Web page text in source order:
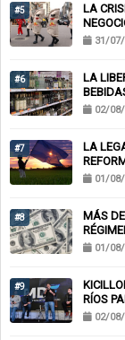
#5
LA
31/
#6
LA
02/
#7
LA
01/
#8
MÁS
01/
#9
RÍOS
02/